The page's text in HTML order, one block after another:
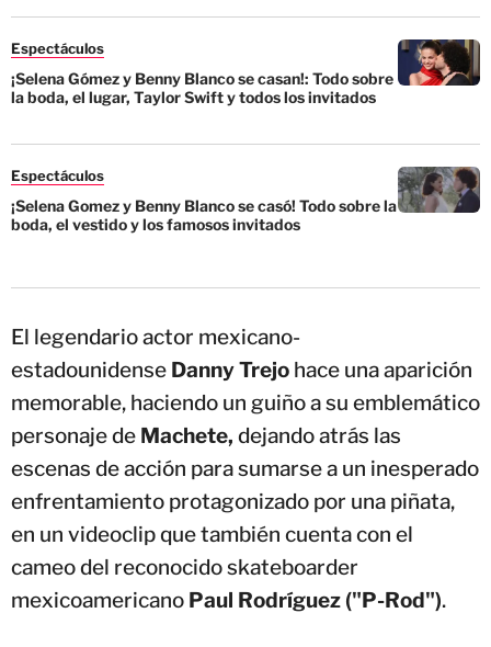
Espectáculos
¡Selena Gómez y Benny Blanco se casan!: Todo sobre
la boda, el lugar, Taylor Swift y todos los invitados
Espectáculos
¡Selena Gomez y Benny Blanco se casó! Todo sobre la
boda, el vestido y los famosos invitados
El legendario actor mexicano-
estadounidense Danny Trejo hace una aparición
memorable, haciendo un guiño a su emblemático
personaje de Machete, dejando atrás las
escenas de acción para sumarse a un inesperado
enfrentamiento protagonizado por una piñata,
en un videoclip que también cuenta con el
cameo del reconocido skateboarder
mexicoamericano Paul Rodríguez ("P-Rod").